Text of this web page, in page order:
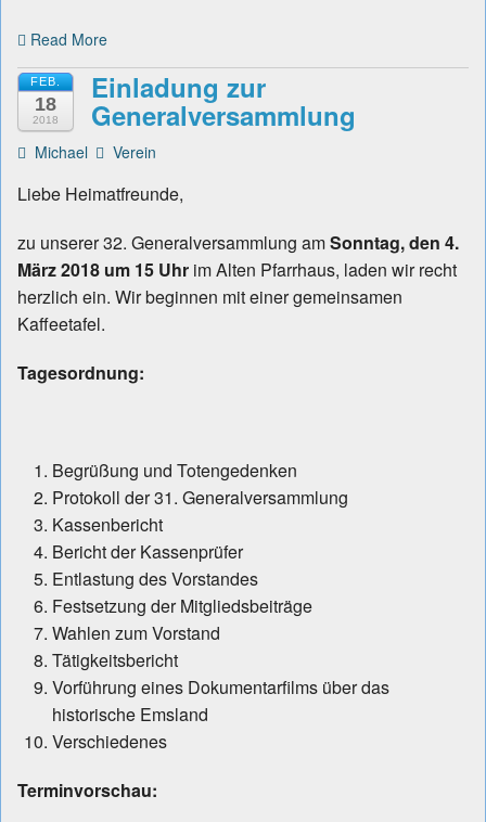
Read More
FEB.
18
2018
Einladung zur
Generalversammlung
Michael Verein
Liebe Heimatfreunde,
zu unserer 32. Generalversammlung amSonntag, den 4.
März 2018 um 15 Uhr im Alten Pfarrhaus, laden wir recht
herzlich ein. Wir beginnen mit einer gemeinsamen
Kaffeetafel.
Tagesordnung:
Begrüßung und Totengedenken
Protokoll der 31. Generalversammlung
Kassenbericht
Bericht der Kassenprüfer
Entlastung des Vorstandes
Festsetzung der Mitgliedsbeiträge
Wahlen zum Vorstand
Tätigkeitsbericht
Vorführung eines Dokumentarfilms über das
historische Emsland
Verschiedenes
Terminvorschau: